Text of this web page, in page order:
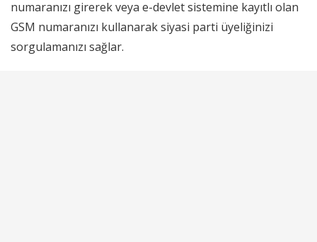
numaranızı girerek veya e-devlet sistemine kayıtlı olan
GSM numaranızı kullanarak siyasi parti üyeliğinizi
sorgulamanızı sağlar.